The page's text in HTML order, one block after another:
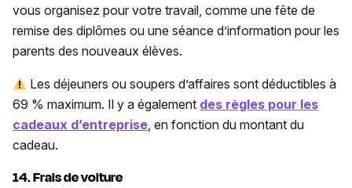
vous organisez pour votre travail, comme une fête de
remise des diplômes ou une séance d’information pour les
parents des nouveaux élèves.
Les déjeuners ou soupers d’affaires sont déductibles à
69 % maximum. Il y a également des règles pour les
cadeaux d’entreprise , en fonction du montant du
cadeau.
14. Frais de voiture